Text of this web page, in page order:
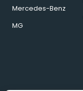
Mercedes-Benz
MG